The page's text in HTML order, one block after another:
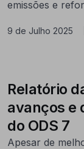
emissões e
9 de Julho 2025
Relatório
avanços e
do ODS 7
Apesar de